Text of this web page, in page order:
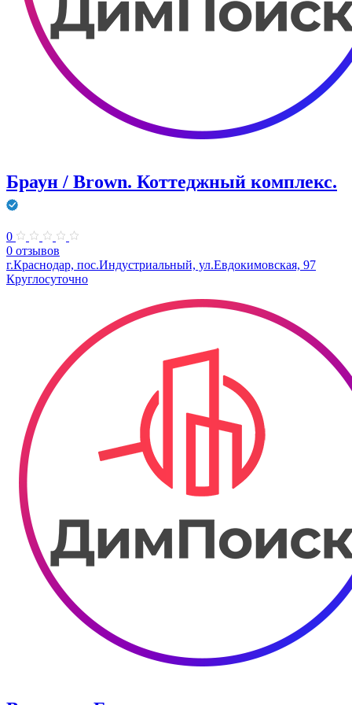
Браун / Brown. Коттеджный комплекс.
0
0 отзывов
г.Краснодар, пос.Индустриальный, ул.Евдокимовская, 97
Круглосуточно